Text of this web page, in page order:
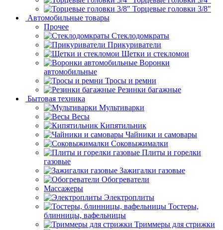
Торцевые головки 3/8"
Автомобильные товары
Прочее
Стеклодомкраты
Прикуриватели
Щетки и стекломои
Воронки
автомобильные
Тросы и ремни
Резинки багажные
Бытовая техника
Мультиварки
Весы
Кипятильник
Чайники и самовары
Соковыжималки
Плиты и горелки
газовые
Зажигалки газовые
Обогреватели
Массажеры
Электроплиты
Тостеры,
блинницы, вафельницы
Триммеры для стрижки